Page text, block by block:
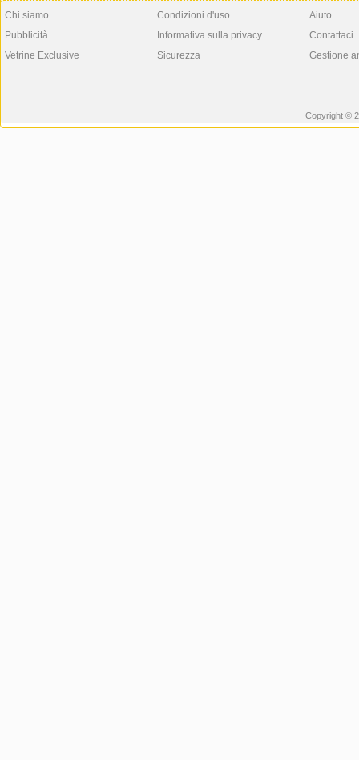
Chi siamo
Pubblicità
Vetrine Exclusive
Condizioni d'uso
Informativa sulla privacy
Sicurezza
Aiuto
Contattaci
Gestione
Copyright ©